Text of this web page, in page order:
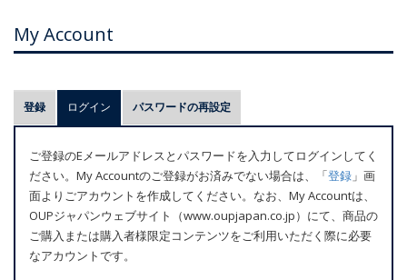
My Account
プ
ラ
マ
リ
ー
タ
ブ
登録 ログイン (アクティブなタブ)
パスワードの再設定
ご登録のEメールアドレスとパスワードを入力してログインしてく
ださい。My Accountのご登録がお済みでない場合は、「登録 」画
面よりごアカウントを作成してください。なお、My Accountは、
OUPジャパンウェブサイト（www.oupjapan.co.jp）にて、商品の
ご購入または購入者様限定コンテンツをご利用いただく際に必要
なアカウントです。